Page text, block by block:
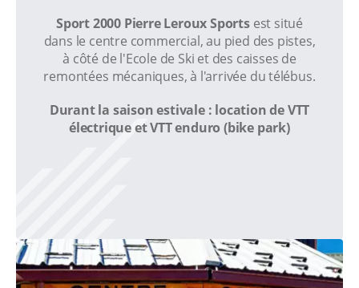
Sport 2000 Pierre Leroux Sportsest situé
dans le centre commercial, au pied des pistes,
à côté de l'Ecole de Ski et des caisses de
remontées mécaniques, à l'arrivée du télébus.
Durant la saison estivale : location de VTT
électrique et VTT enduro (bike park)